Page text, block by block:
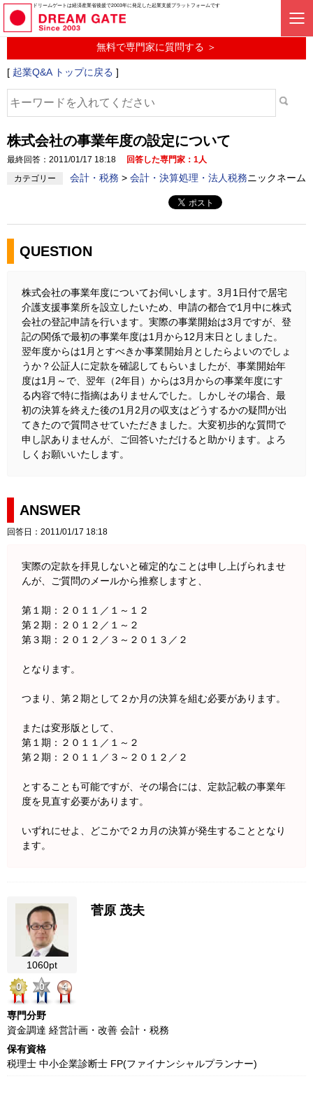
ドリームゲートは経済産業省後援で2003年に発足した起業支援プラットフォームです
起業に関するみんなの質問投稿サービス
起業Q&A
無料で専門家に質問する ＞
[ 起業Q&A トップに戻る ]
株式会社の事業年度の設定について
最終回答：2011/01/17 18:18
回答した専門家：1人
カテゴリー
会計・税務 > 会計・決算処理・法人税務ニックネーム
QUESTION
株式会社の事業年度についてお伺いします。3月1日付で居宅
介護支援事業所を設立したいため、申請の都合で1月中に株式
会社の登記申請を行います。実際の事業開始は3月ですが、登
記の関係で最初の事業年度は1月から12月末日としました。
翌年度からは1月とすべきか事業開始月としたらよいのでしょ
うか？公証人に定款を確認してもらいましたが、事業開始年
度は1月～で、翌年（2年目）からは3月からの事業年度にす
る内容で特に指摘はありませんでした。しかしその場合、最
初の決算を終えた後の1月2月の収支はどうするかの疑問が出
てきたので質問させていただきました。大変初歩的な質問で
申し訳ありませんが、ご回答いただけると助かります。よろ
しくお願いいたします。
ANSWER
回答日：2011/01/17 18:18
実際の定款を拝見しないと確定的なことは申し上げられませ
んが、ご質問のメールから推察しますと、
第１期：２０１１／１～１２
第２期：２０１２／１～２
第３期：２０１２／３～２０１３／２
となります。
つまり、第２期として２か月の決算を組む必要があります。
または変形版として、
第１期：２０１１／１～２
第２期：２０１１／３～２０１２／２
とすることも可能ですが、その場合には、定款記載の事業年
度を見直す必要があります。
いずれにせよ、どこかで２カ月の決算が発生することとなり
ます。
1060pt
0
0 4
菅原 茂夫
専門分野
資金調達 経営計画・改善 会計・税務
保有資格
税理士 中小企業診断士 FP(ファイナンシャルプランナー)